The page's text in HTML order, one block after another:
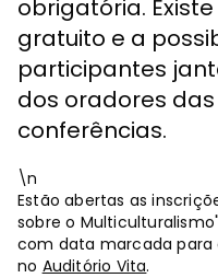
obrigatória.
gratuito e a
participantes
dos oradores
conferências.
\n
Estão abertas as
sobre o
com data marcada para
no Auditório Vita.